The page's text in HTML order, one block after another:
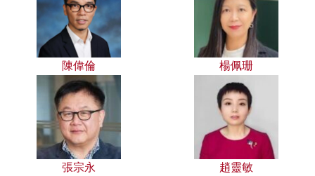
陳偉倫 楊佩珊
張宗永 趙靈敏